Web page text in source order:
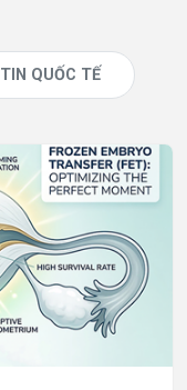
TIN QUỐC TẾ